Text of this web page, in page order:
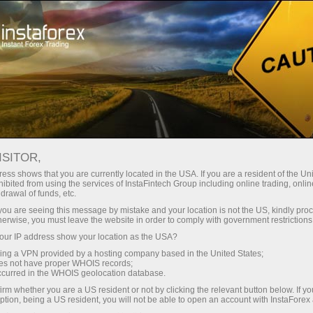
Трейдерам Форекс огляди Торговый план
25.06.2025: Аналітичні огляди
Форекс: Видеообзор рынка,
торговые рекомендации, ответы на
вопросы
shows that you are currently located in the USA. If you are a resident of the
from using the services of InstaFintech Group including online trading,
of funds, etc.
are seeing this message by mistake and your location is not the US, kindly
you must leave the website in order to comply with government
IP address show your location as the USA?
a VPN provided by a hosting company based in the United States;
not have proper WHOIS records;
in the WHOIS geolocation database.
whether you are a US resident or not by clicking the relevant button below. If
being a US resident, you will not be able to open an account with InstaForex